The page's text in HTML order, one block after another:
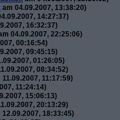
am 04.09.2007, 13:38:20)
14:27:37)
16:32:37)
04.09.2007, 22:25:06)
00:16:54)
09:45:15)
01:26:05)
08:34:52)
11.09.2007, 11:17:59)
11:24:14)
15:06:13)
20:13:29)
12.09.2007, 18:33:45)